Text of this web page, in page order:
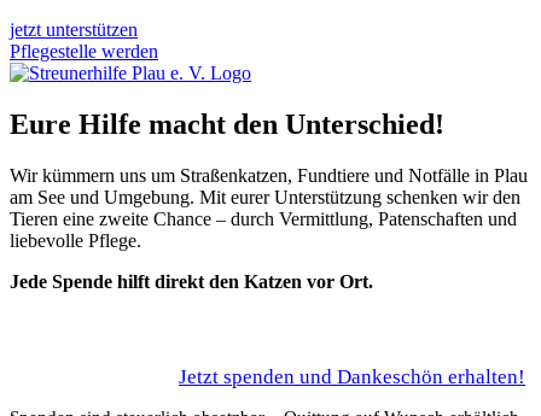
jetzt unterstützen
Pflegestelle werden
Eure Hilfe macht den Unterschied!
Wir kümmern uns um Straßenkatzen, Fundtiere und Notfälle in Plau
am See und Umgebung. Mit eurer Unterstützung schenken wir den
Tieren eine zweite Chance – durch Vermittlung, Patenschaften und
liebevolle Pflege.
Jede Spende hilft direkt den Katzen vor Ort.
Jetzt spenden und Dankeschön erhalten!